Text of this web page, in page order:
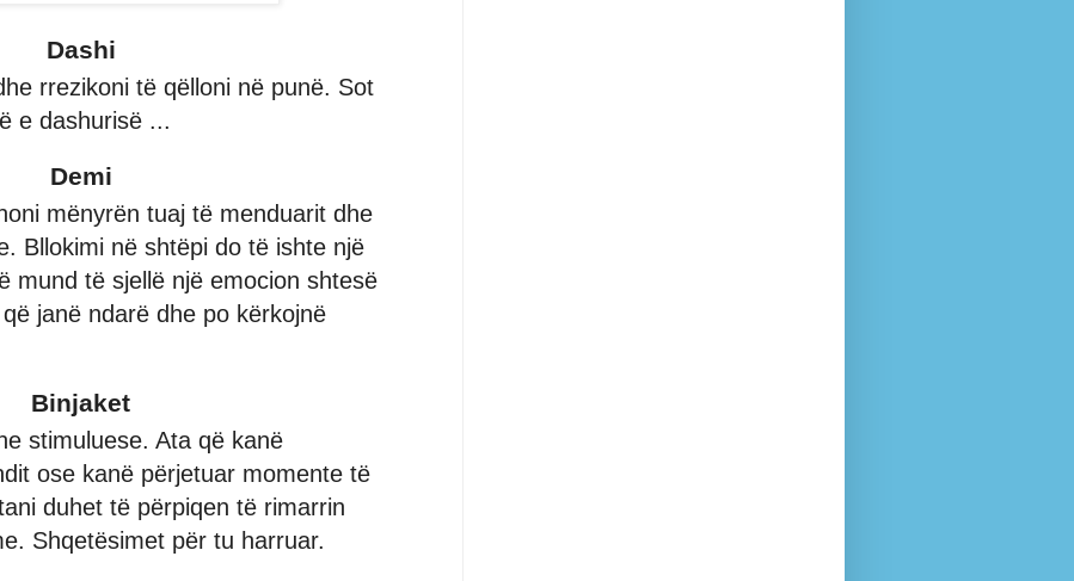
Dashi
rrezikoni të qëlloni në punë. Sot
e dashurisë ...
Demi
mënyrën tuaj të menduarit dhe
Bllokimi në shtëpi do të ishte një
mund të sjellë një emocion shtesë
janë ndarë dhe po kërkojnë
Binjaket
stimuluese. Ata që kanë
ose kanë përjetuar momente të
duhet të përpiqen të rimarrin
Shqetësimet për tu harruar.